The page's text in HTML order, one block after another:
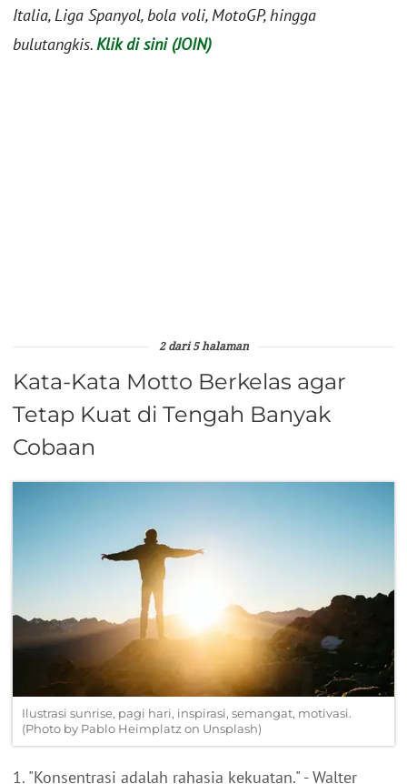
Italia, Liga Spanyol, bola voli, MotoGP, hingga
bulutangkis.Klik di sini (JOIN)
2 dari 5 halaman
Kata-Kata Motto Berkelas agar
Tetap Kuat di Tengah Banyak
Cobaan
Ilustrasi sunrise, pagi hari, inspirasi, semangat, motivasi.
(Photo by Pablo Heimplatz on Unsplash)
1. "Konsentrasi adalah rahasia kekuatan." - Walter